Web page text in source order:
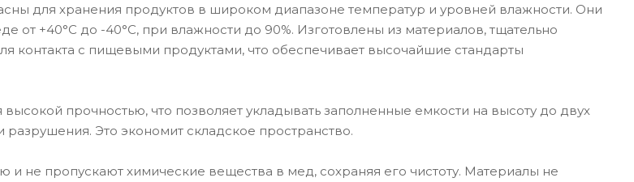
для хранения продуктов в широком диапазоне температур и уровней влажности. Они
от +40°C до -40°C, при влажности до 90%. Изготовлены из материалов, тщательно
контакта с пищевыми продуктами, что обеспечивает высочайшие стандарты
прочностью, что позволяет укладывать заполненные емкости на высоту до двух
Это экономит складское пространство.
и не пропускают химические вещества в мед, сохраняя его чистоту. Материалы не